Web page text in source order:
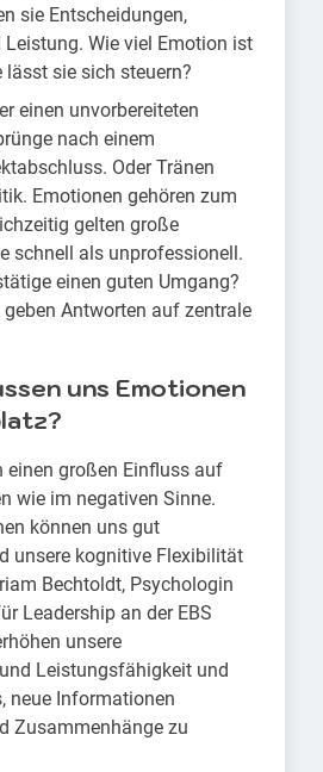
sie Entscheidungen,
Leistung. Wie viel Emotion ist
sie sich steuern?
einen unvorbereiteten
nach einem
Oder Tränen
Emotionen gehören zum
gelten große
schnell als unprofessionell.
einen guten Umgang?
Antworten auf zentrale
uns Emotionen
einen großen Einfluss auf
wie im negativen Sinne.
können uns gut
unsere kognitive Flexibilität
Bechtoldt, Psychologin
Leadership an der EBS
unsere
Leistungsfähigkeit und
neue Informationen
Zusammenhänge zu